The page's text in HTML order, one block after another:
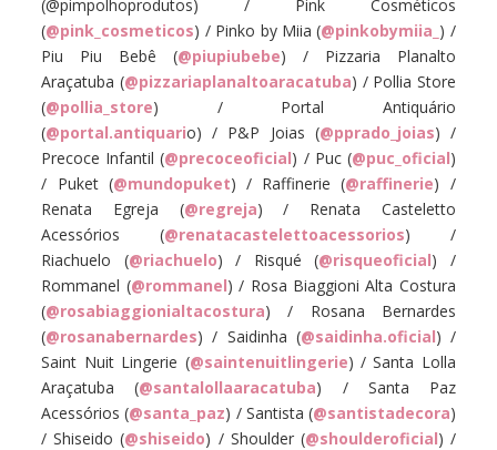
(@pimpolhoprodutos) / Pink Cosméticos
(@pink_cosmeticos) / Pinko by Miia (@pinkobymiia_ ) /
Piu Piu Bebê (@piupiubebe) / Pizzaria Planalto
Araçatuba (@pizzariaplanaltoaracatuba) / Pollia Store
(@pollia_store) / Portal Antiquário
(@portal.antiquario) / P&P Joias (@pprado_joias) /
Precoce Infantil (@precoceoficial) / Puc (@puc_oficial)
/ Puket (@mundopuket) / Raffinerie (@raffinerie) /
Renata Egreja (@regreja) / Renata Casteletto
Acessórios (@renatacastelettoacessorios) /
Riachuelo (@riachuelo) / Risqué (@risqueoficial) /
Rommanel (@rommanel) / Rosa Biaggioni Alta Costura
(@rosabiaggionialtacostura) / Rosana Bernardes
(@rosanabernardes) / Saidinha (@saidinha.oficial) /
Saint Nuit Lingerie (@saintenuitlingerie) / Santa Lolla
Araçatuba (@santalollaaracatuba) / Santa Paz
Acessórios (@santa_paz) / Santista (@santistadecora)
/ Shiseido (@shiseido) / Shoulder (@shoulderoficial) /